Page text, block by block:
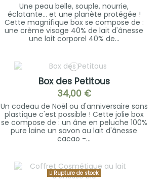
Une peau belle, souple, nourrie,
éclatante... et une planète protégée !
Cette magnifique box se compose de :
une crème visage 40% de lait d'ânesse
une lait corporel 40% de...
Box des Petitous
34,00 €
Un cadeau de Noël ou d'anniversaire sans
plastique c'est possible ! Cette jolie box
se compose de : un âne en peluche 100%
pure laine un savon au lait d'ânesse
cacao -...
Rupture de stock